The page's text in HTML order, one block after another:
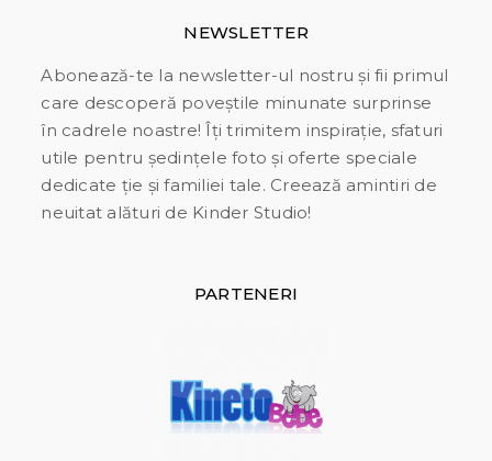
NEWSLETTER
Abonează-te la newsletter-ul nostru și fii primul
care descoperă poveștile minunate surprinse
în cadrele noastre! Îți trimitem inspirație, sfaturi
utile pentru ședințele foto și oferte speciale
dedicate ție și familiei tale. Creează amintiri de
neuitat alături de Kinder Studio!
PARTENERI